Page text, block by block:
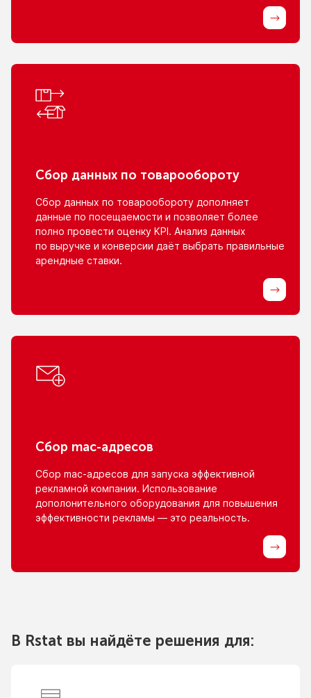
Сбор данных по товарообороту
Сбор данных по товарообороту дополняет
данные по посещаемости и позволяет более
полно провести оценку KPI. Анализ данных
по выручке и конверсии даёт выбрать правильные
арендные ставки.
Сбор mac-адресов
Сбор mac-адресов для запуска эффективной
рекламной компании. Использование
дополонительного оборудования для повышения
эффективности рекламы — это реальность.
В Rstat вы найдёте решения для: